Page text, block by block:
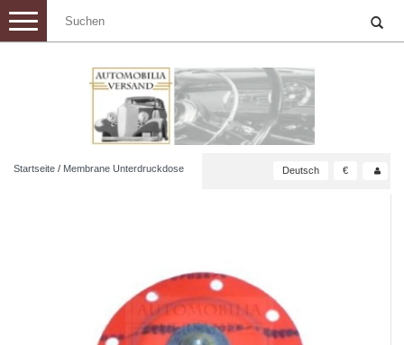
Toggle
navigation
Startseite / Membrane Unterdruckdose Deutsch €